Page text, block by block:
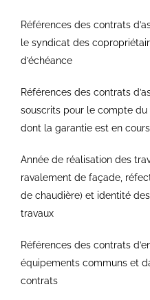
Références des contrats
le syndicat des
d’échéance
Références des contrats
souscrits pour le compte
dont la garantie est en cours
Année de réalisation des
ravalement de façade,
de chaudière) et identité
travaux
Références des contrats
équipements communs et
contrats